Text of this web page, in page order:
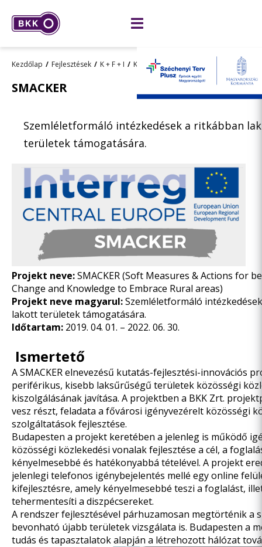
Kezdőlap Fejlesztések K + F + I Kutatásfejlesztés Lezárult projektek
SMACKER
Szemléletformáló intézkedések a ritkábban
területek támogatására.
Projekt neve:SMACKER (Soft Measures & Actions for
Change and Knowledge to Embrace Rural areas)
Projekt neve magyarul:Szemléletformáló
lakott területek támogatására.
Időtartam: 2019. 04. 01. – 2022. 06. 30.
Ismertető
A SMACKER elnevezésű kutatás-fejlesztési-innovációs
periférikus, kisebb laksűrűségű területek közösségi
kiszolgálásának javítása. A projektben a BKK Zrt.
vesz részt, feladata a fővárosi igényvezérelt közösségi
szolgáltatások fejlesztése.
Budapesten a projekt keretében a jelenleg is működő
közösségi közlekedési vonalak fejlesztése a cél, a
kényelmesebbé és hatékonyabbá tételével. A projekt
jelenlegi telefonos igénybejelentés mellé egy online
kifejlesztésre, amely kényelmesebbé teszi a foglalást,
tehermentesíti a diszpécsereket.
A rendszer fejlesztésével párhuzamosan megtörténik a
bevonható újabb területek vizsgálata is. Budapesten a
tudás és tapasztalatok alapján a létrehozott hálózat